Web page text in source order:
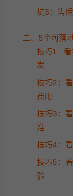
坑3：售
二、5个可落
技巧1：
发
技巧2：
费用
技巧3：
准
技巧4：
技巧5：
验